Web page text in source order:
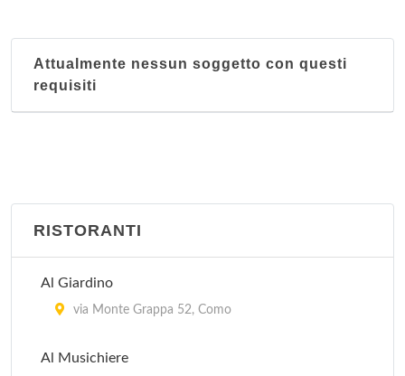
Attualmente nessun soggetto con questi
requisiti
RISTORANTI
Al Giardino
via Monte Grappa 52, Como
Al Musichiere